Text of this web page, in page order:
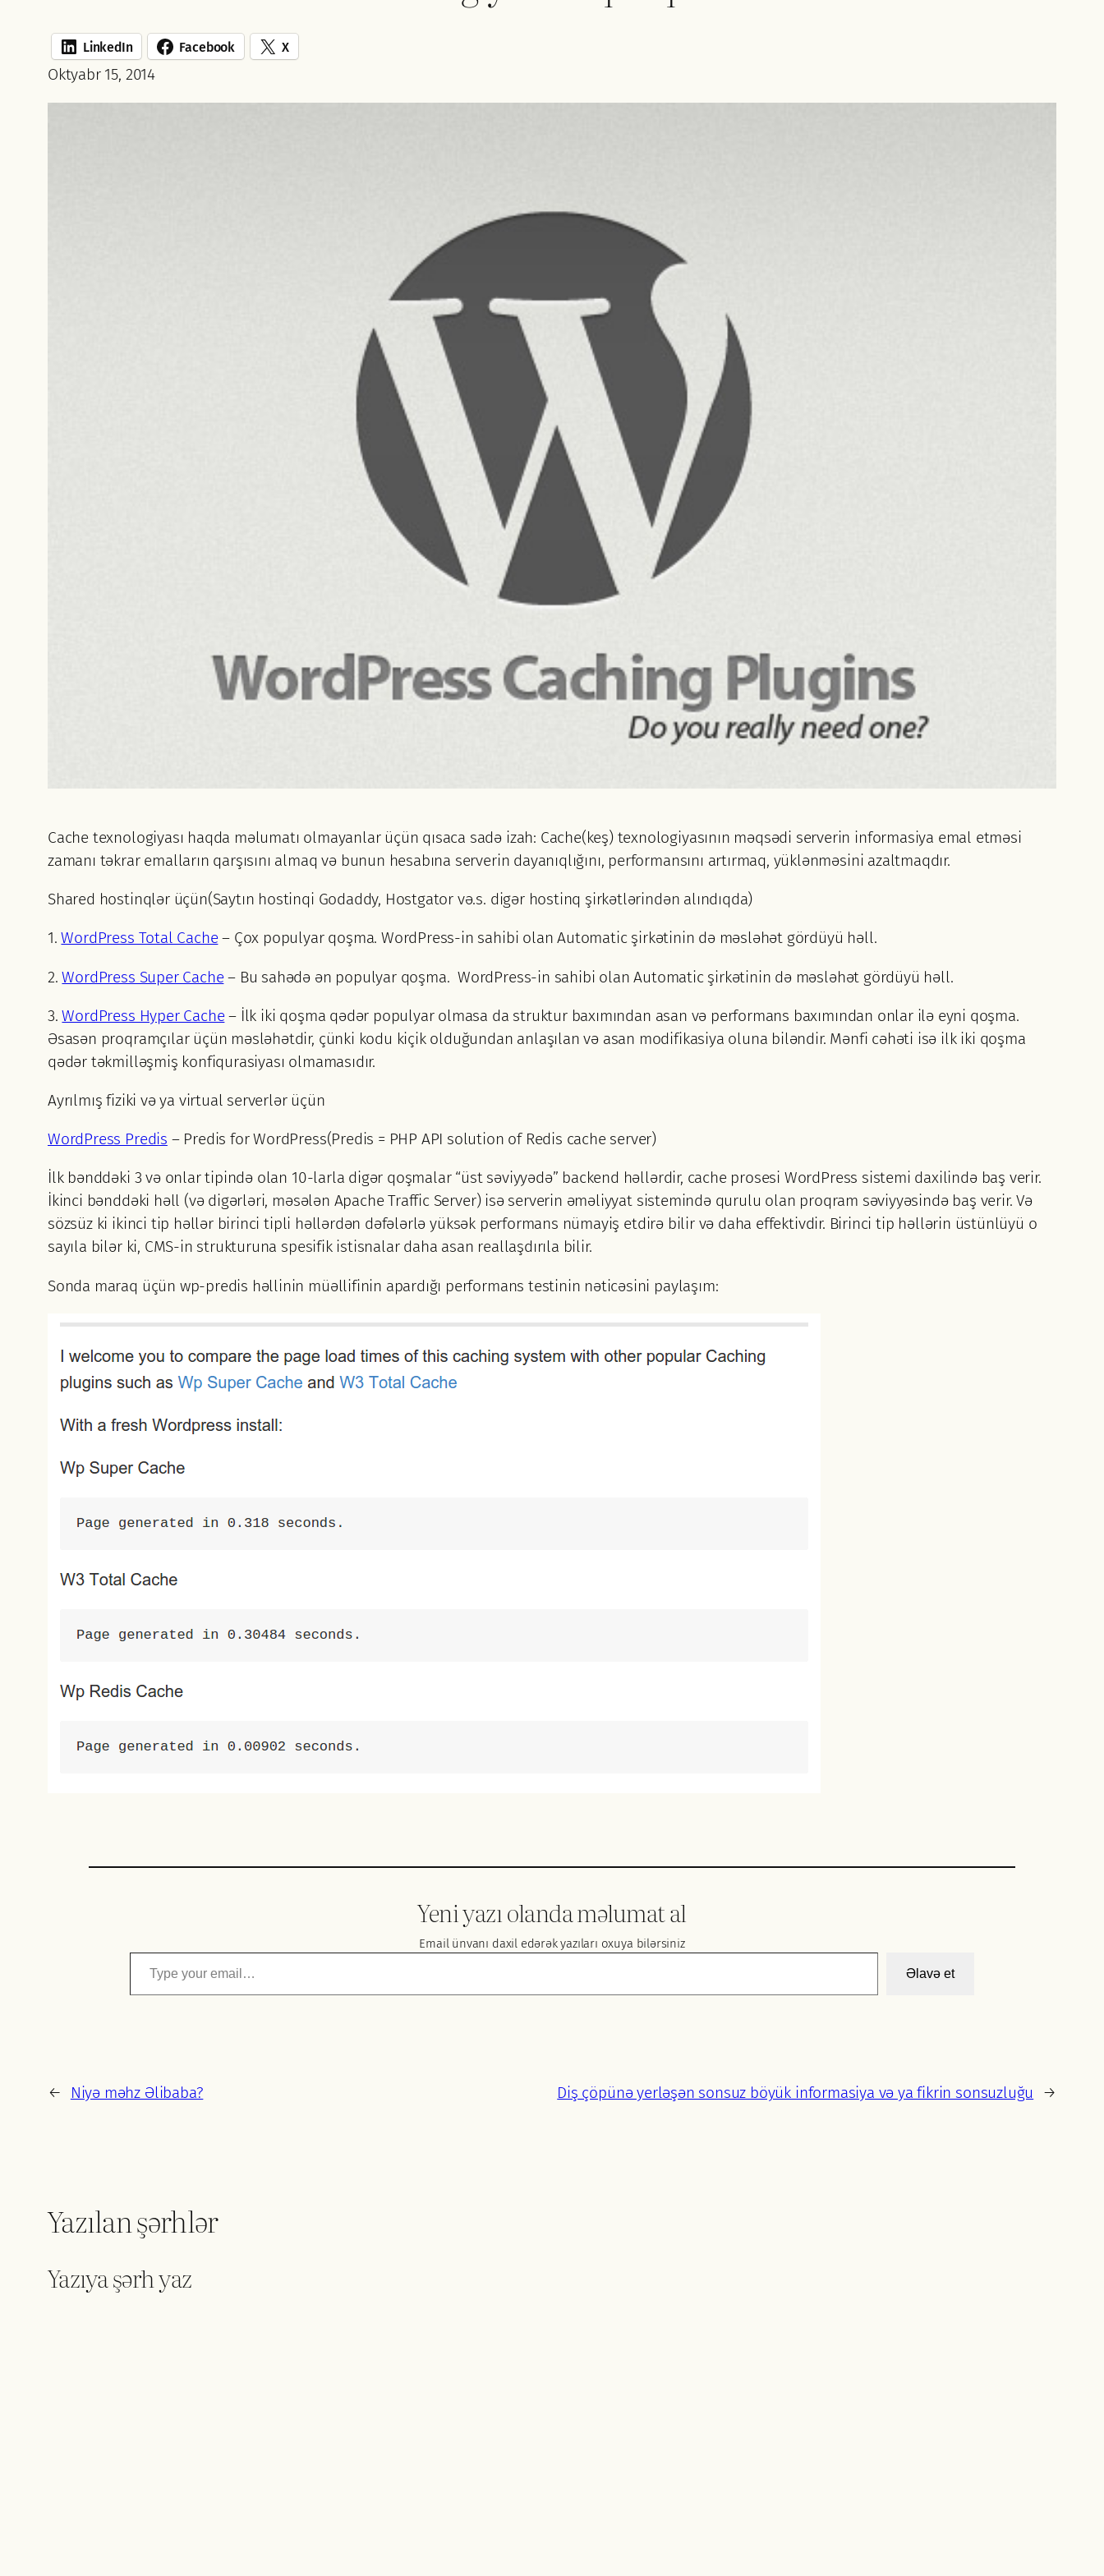
LinkedIn Facebook X
Oktyabr 15, 2014
Cache texnologiyası haqda məlumatı olmayanlar üçün qısaca sadə izah: Cache(keş) texnologiyasının məqsədi serverin informasiya emal etməsi
zamanı təkrar emalların qarşısını almaq və bunun hesabına serverin dayanıqlığını, performansını artırmaq, yüklənməsini azaltmaqdır.
Shared hostinqlər üçün(Saytın hostinqi Godaddy, Hostgator və.s. digər hostinq şirkətlərindən alındıqda)
1.WordPress Total Cache– Çox populyar qoşma. WordPress-in sahibi olan Automatic şirkətinin də məsləhət gördüyü həll.
2.WordPress Super Cache– Bu sahədə ən populyar qoşma. WordPress-in sahibi olan Automatic şirkətinin də məsləhət gördüyü həll.
3.WordPress Hyper Cache– İlk iki qoşma qədər populyar olmasa da struktur baxımından asan və performans baxımından onlar ilə eyni qoşma.
Əsasən proqramçılar üçün məsləhətdir, çünki kodu kiçik olduğundan anlaşılan və asan modifikasiya oluna biləndir. Mənfi cəhəti isə ilk iki qoşma
qədər təkmilləşmiş konfiqurasiyası olmamasıdır.
Ayrılmış fiziki və ya virtual serverlər üçün
WordPress Predis – Predis for WordPress(Predis = PHP API solution of Redis cache server)
İlk bənddəki 3 və onlar tipində olan 10-larla digər qoşmalar “üst səviyyədə” backend həllərdir, cache prosesi WordPress sistemi daxilində baş verir.
İkinci bənddəki həll (və digərləri, məsələn Apache Traffic Server) isə serverin əməliyyat sistemində qurulu olan proqram səviyyəsində baş verir. Və
sözsüz ki ikinci tip həllər birinci tipli həllərdən dəfələrlə yüksək performans nümayiş etdirə bilir və daha effektivdir. Birinci tip həllərin üstünlüyü o
sayıla bilər ki, CMS-in strukturuna spesifik istisnalar daha asan reallaşdırıla bilir.
Sonda maraq üçün wp-predis həllinin müəllifinin apardığı performans testinin nəticəsini paylaşım:
Yeni yazı olanda məlumat al
Email ünvanı daxil edərək yazıları oxuya bilərsiniz
Type your email…
Əlavə et
← Niyə məhz Əlibaba? Diş çöpünə yerləşən sonsuz böyük informasiya və ya fikrin sonsuzluğu →
Yazılan şərhlər
Yazıya şərh yaz